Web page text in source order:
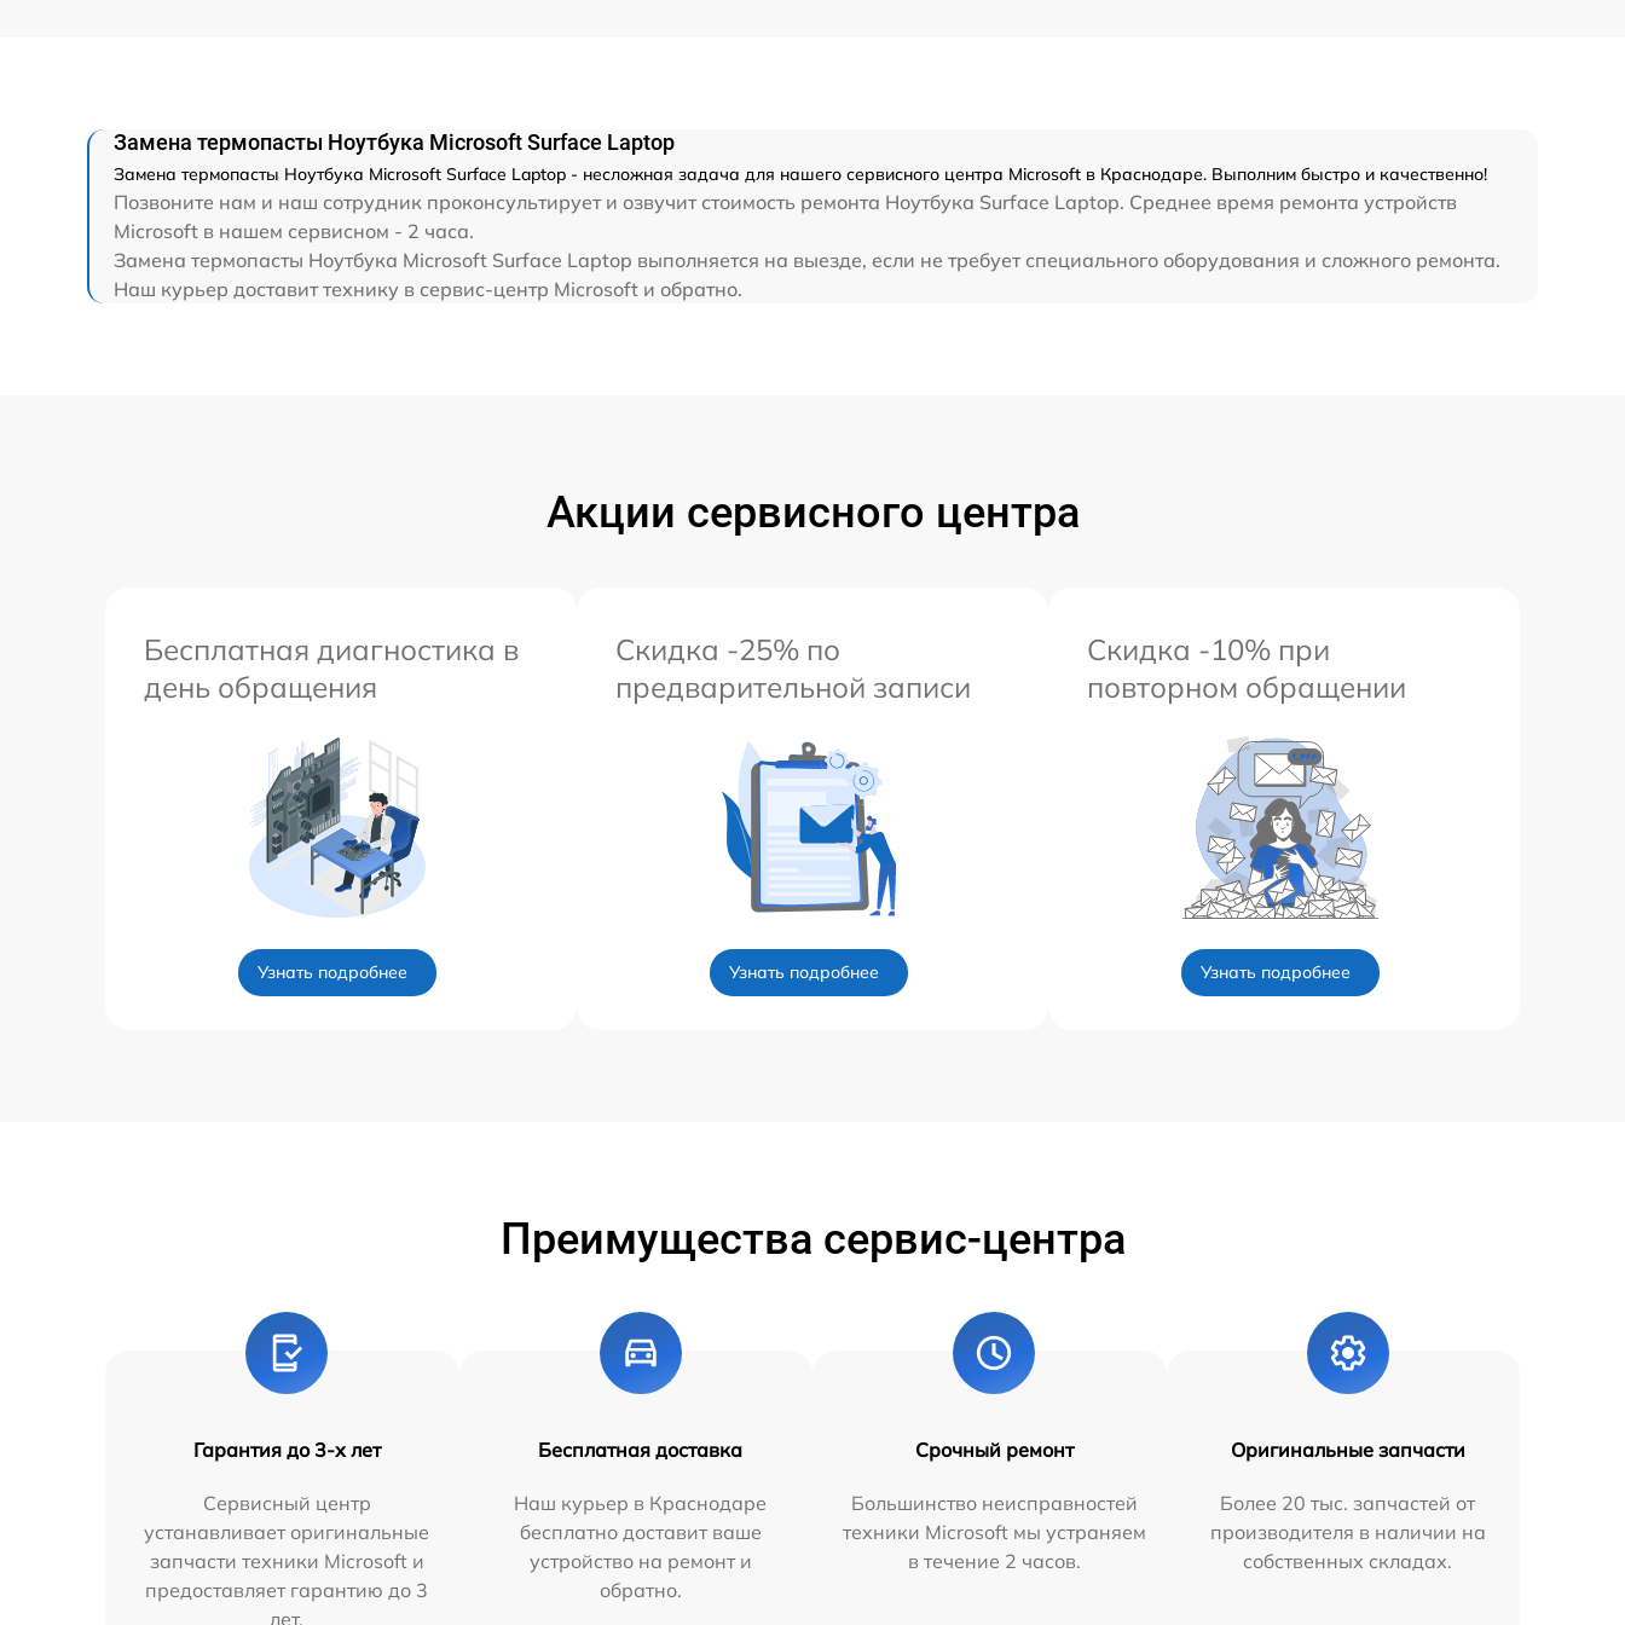
Замена термопасты Ноутбука Microsoft Surface Laptop
Замена термопасты Ноутбука Microsoft Surface Laptop - несложная задача для нашего сервисного центра Microsoft в Краснодаре. Выполним быстро и качественно!
Позвоните нам и наш сотрудник проконсультирует и озвучит стоимость ремонта Ноутбука Surface Laptop. Среднее время ремонта устройств
Microsoft в нашем сервисном - 2 часа.
Замена термопасты Ноутбука Microsoft Surface Laptop выполняется на выезде, если не требует специального оборудования и сложного ремонта.
Наш курьер доставит технику в сервис-центр Microsoft и обратно.
Акции сервисного центра
Бесплатная диагностика в
день обращения
Узнать подробнее
Скидка -25% по
предварительной записи
Узнать подробнее
Скидка -10% при
повторном обращении
Узнать подробнее
Преимущества сервис-центра
Гарантия до 3-х лет
Сервисный центр
устанавливает оригинальные
запчасти техники Microsoft и
предоставляет гарантию до 3
лет.
Бесплатная доставка
Наш курьер в Краснодаре
бесплатно доставит ваше
устройство на ремонт и
обратно.
Срочный ремонт
Большинство неисправностей
техники Microsoft мы устраняем
в течение 2 часов.
Оригинальные запчасти
Более 20 тыс. запчастей от
производителя в наличии на
собственных складах.